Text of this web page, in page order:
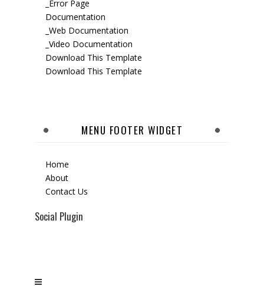
_Error Page
Documentation
_Web Documentation
_Video Documentation
Download This Template
Download This Template
MENU FOOTER WIDGET
Home
About
Contact Us
Social Plugin